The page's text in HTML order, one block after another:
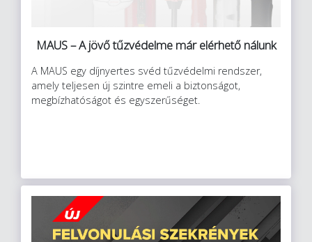
MAUS – A jövő tűzvédelme már elérhető nálunk
A MAUS egy díjnyertes svéd tűzvédelmi rendszer,
amely teljesen új szintre emeli a biztonságot,
megbízhatóságot és egyszerűséget.